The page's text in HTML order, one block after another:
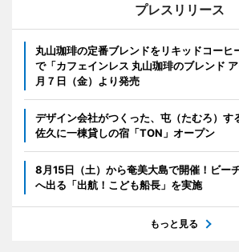
プレスリリース
丸山珈琲の定番ブレンドをリキッドコーヒ
で「カフェインレス 丸山珈琲のブレンド
月７日（金）より発売
デザイン会社がつくった、屯（たむろ）す
佐久に一棟貸しの宿「TON」オープン
8月15日（土）から奄美大島で開催！ビー
へ出る「出航！こども船長」を実施
もっと見る